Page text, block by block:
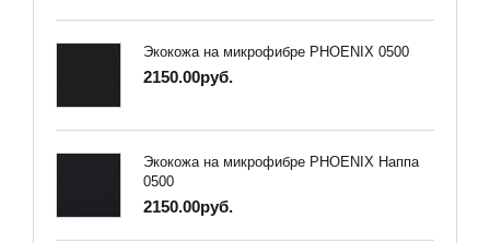
Экокожа на микрофибре PHOENIX 0500
2150.00руб.
Экокожа на микрофибре PHOENIX Наппа
0500
2150.00руб.